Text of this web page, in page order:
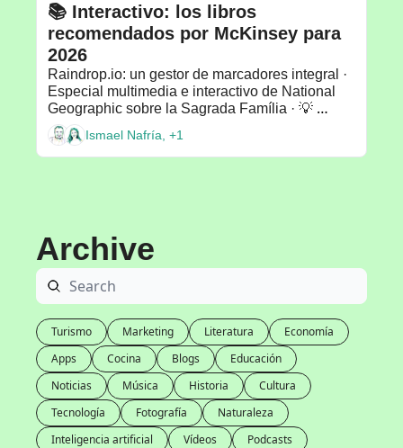
📚 Interactivo: los libros
recomendados por McKinsey para
2026
Raindrop.io: un gestor de marcadores integral ·
Especial multimedia e interactivo de National
Geographic sobre la Sagrada Família · 💡
Recomendado por: Rosa Varona
Ismael Nafría, +1
Archive
Turismo Marketing Literatura
Economía
Apps
Cocina Blogs
Educación
Noticias
Música Historia
Cultura
Tecnología
Fotografía
Naturaleza
Inteligencia artificial
Vídeos
Podcasts